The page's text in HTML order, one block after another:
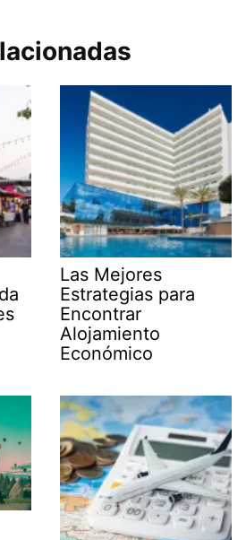
Las Mejores
Estrategias para
Encontrar
Alojamiento
Económico